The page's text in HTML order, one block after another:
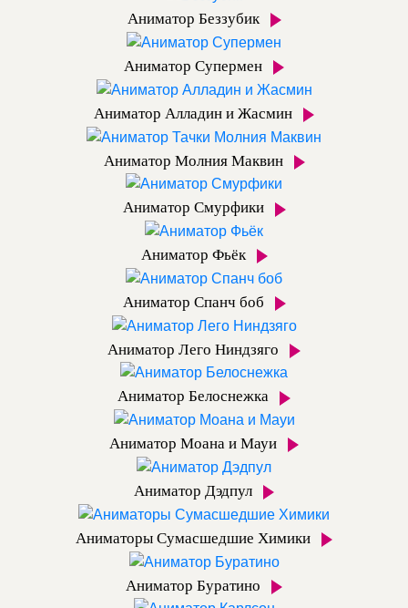
Аниматор Беззубик
Аниматор Супермен
Аниматор Алладин и Жасмин
Аниматор Молния Маквин
Аниматор Смурфики
Аниматор Фьёк
Аниматор Спанч боб
Аниматор Лего Ниндзяго
Аниматор Белоснежка
Аниматор Моана и Мауи
Аниматор Дэдпул
Аниматоры Сумасшедшие Химики
Аниматор Буратино